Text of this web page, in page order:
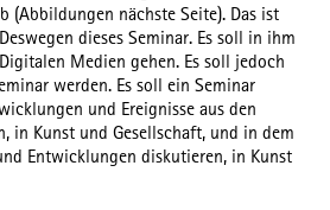
(Abbildungen nächste Seite). Das ist
dieses Seminar. Es soll in ihm
Medien gehen. Es soll jedoch
werden. Es soll ein Seminar
und Ereignisse aus den
in Kunst und Gesellschaft, und in dem
Entwicklungen diskutieren, in Kunst